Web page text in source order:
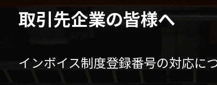
取引先企業の皆様へ
インボイス制度登録番号の対応に